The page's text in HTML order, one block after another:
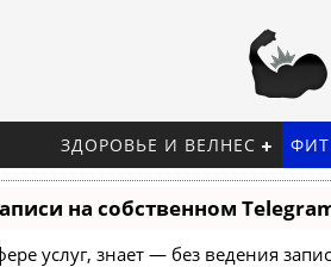
ЗДОРОВЬЕ И ВЕЛНЕС
на собственном
услуг, знает — без ведения